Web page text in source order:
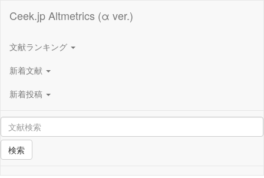
Ceek.jp Altmetrics (α ver.)
文献ランキング
新着文献
新着投稿
検索